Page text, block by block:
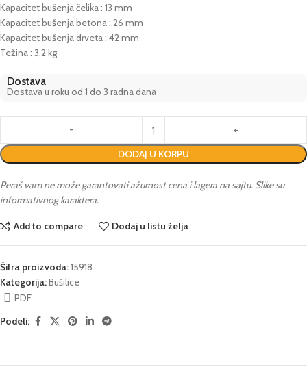
Kapacitet bušenja čelika : 13 mm
Kapacitet bušenja betona : 26 mm
Kapacitet bušenja drveta : 42 mm
Težina : 3,2 kg
Dostava
Dostava u roku od 1 do 3 radna dana
DODAJ U KORPU
Peraš vam ne može garantovati ažurnost cena i lagera na sajtu. Slike su
informativnog karaktera.
Add to compare Dodaj u listu želja
Šifra proizvoda:15918
Kategorija:Bušilice
PDF
Podeli: